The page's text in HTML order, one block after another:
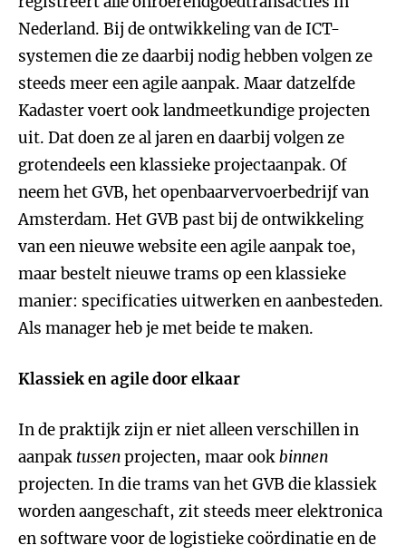
Nederland. Bij de ontwikkeling van de ICT-
systemen die ze daarbij nodig hebben volgen ze
steeds meer een agile aanpak. Maar datzelfde
Kadaster voert ook landmeetkundige projecten
uit. Dat doen ze al jaren en daarbij volgen ze
grotendeels een klassieke projectaanpak. Of
neem het GVB, het openbaarvervoerbedrijf van
Amsterdam. Het GVB past bij de ontwikkeling
van een nieuwe website een agile aanpak toe,
maar bestelt nieuwe trams op een klassieke
manier: specificaties uitwerken en aanbesteden.
Als manager heb je met beide te maken.
Klassiek en agile door elkaar
In de praktijk zijn er niet alleen verschillen in
aanpak tussenprojecten, maar ookbinnen
projecten. In die trams van het GVB die klassiek
worden aangeschaft, zit steeds meer elektronica
en software voor de logistieke coördinatie en de